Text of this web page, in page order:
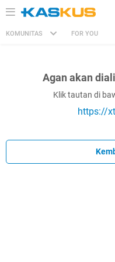
KOMUNITAS FOR YOU
Agan akan
Klik tautan di
https://